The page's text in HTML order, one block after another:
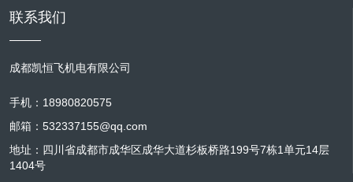
联系我们
成都凯恒飞机电有限公司
手机：18980820575
邮箱：532337155@qq.com
地址：四川省成都市成华区成华大道杉板桥路199号7栋1单元14层
1404号